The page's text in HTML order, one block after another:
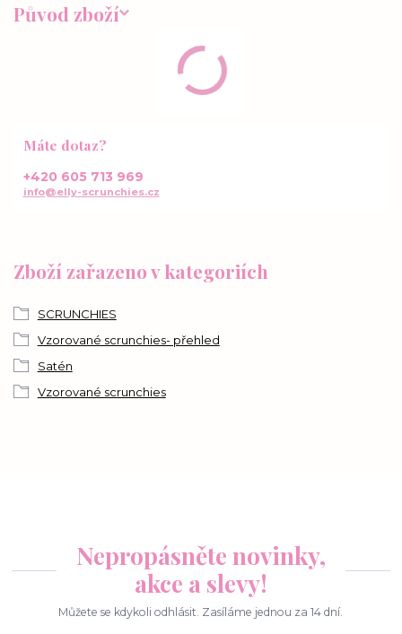
Původ zboží
Zboží zařazeno v kategoriích
SCRUNCHIES
Vzorované scrunchies- přehled
Satén
Vzorované scrunchies
Máte dotaz?
+420 605 713 969
info@elly-scrunchies.cz
Nepropásněte novinky,
akce a slevy!
Můžete se kdykoli odhlásit. Zasíláme jednou za 14 dní.